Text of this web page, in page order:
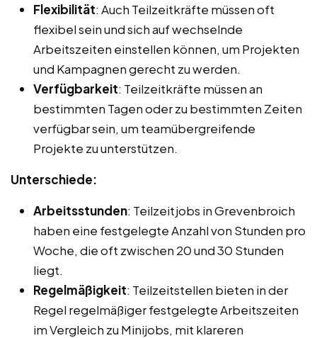
Flexibilität: Auch Teilzeitkräfte müssen oft
flexibel sein und sich auf wechselnde
Arbeitszeiten einstellen können, um Projekten
und Kampagnen gerecht zu werden.
Verfügbarkeit: Teilzeitkräfte müssen an
bestimmten Tagen oder zu bestimmten Zeiten
verfügbar sein, um teamübergreifende
Projekte zu unterstützen.
Unterschiede:
Arbeitsstunden: Teilzeitjobs in Grevenbroich
haben eine festgelegte Anzahl von Stunden pro
Woche, die oft zwischen 20 und 30 Stunden
liegt.
Regelmäßigkeit: Teilzeitstellen bieten in der
Regel regelmäßiger festgelegte Arbeitszeiten
im Vergleich zu Minijobs, mit klareren